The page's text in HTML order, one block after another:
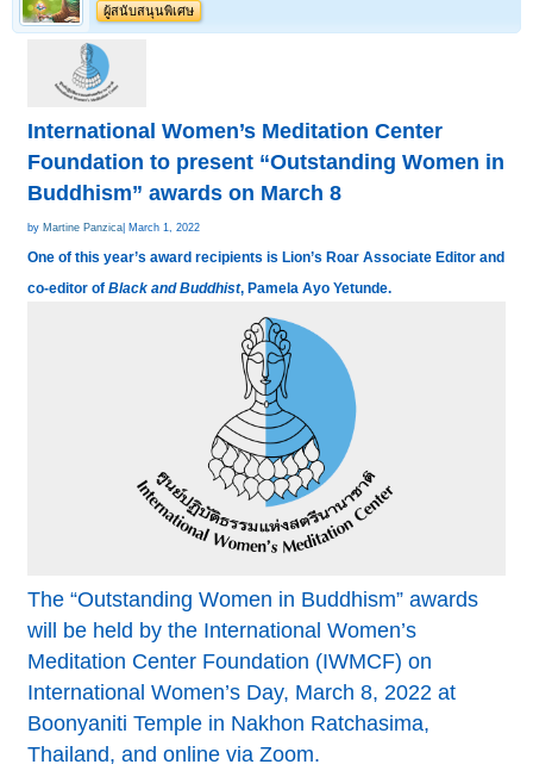
ผู้สนับสนุนพิเศษ
International Women’s Meditation Center
Foundation to present “Outstanding Women in
Buddhism” awards on March 8
by Martine Panzica | March 1, 2022
One of this year’s award recipients is Lion’s Roar Associate Editor and
co-editor ofBlack and Buddhist, Pamela Ayo Yetunde.
The “Outstanding Women in Buddhism” awards
will be held by the International Women’s
Meditation Center Foundation (IWMCF) on
International Women’s Day, March 8, 2022 at
Boonyaniti Temple in Nakhon Ratchasima,
Thailand, and online via Zoom.